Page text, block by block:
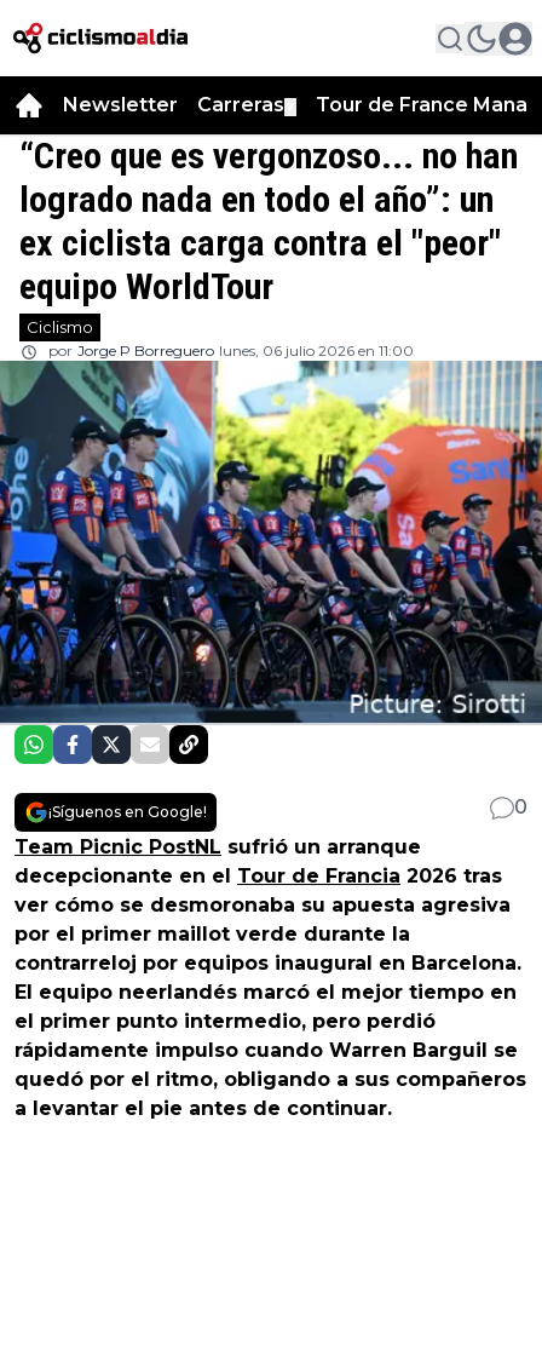
Newsletter Carreras Tour de France
“Creo que es vergonzoso... no han
logrado nada en todo el año”: un
ex ciclista carga contra el "peor"
equipo WorldTour
Ciclismo
por Jorge P Borreguero lunes, 06 julio 2026 en 11:00
¡Síguenos en Google!
0
Team Picnic PostNL sufrió un arranque
decepcionante en el Tour de Francia 2026 tras
ver cómo se desmoronaba su apuesta agresiva
por el primer maillot verde durante la
contrarreloj por equipos inaugural en Barcelona.
El equipo neerlandés marcó el mejor tiempo en
el primer punto intermedio, pero perdió
rápidamente impulso cuando Warren Barguil se
quedó por el ritmo, obligando a sus compañeros
a levantar el pie antes de continuar.